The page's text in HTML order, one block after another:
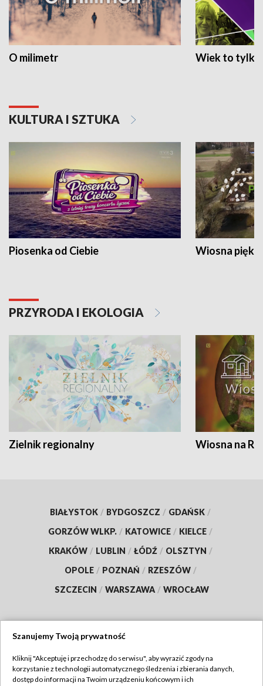
O milimetr Wiek to tylko
KULTURA I SZTUKA
Piosenka od Ciebie Wiosna
PRZYRODA I EKOLOGIA
Zielnik regionalny Wiosna na
BIAŁYSTOK / BYDGOSZCZ / GDAŃSK /
GORZÓW WLKP. / KATOWICE / KIELCE /
KRAKÓW / LUBLIN / ŁÓDŹ / OLSZTYN /
OPOLE / POZNAŃ / RZESZÓW /
SZCZECIN / WARSZAWA / WROCŁAW
TVP
Szanujemy Twoją prywatność
Kliknij "Akceptuję i przechodzę do serwisu", aby wyrazić zgody na
korzystanie z technologii automatycznego śledzenia i zbierania danych,
dostęp do informacji na Twoim urządzeniu końcowym i ich